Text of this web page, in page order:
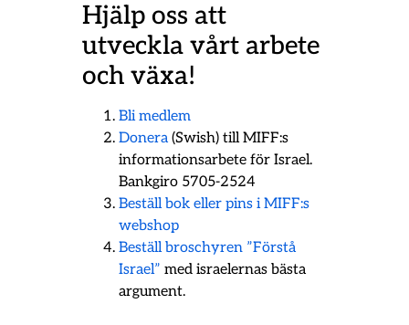
Hjälp oss att
utveckla vårt arbete
och växa!
Bli medlem
Donera(Swish) till MIFF:s
informationsarbete för Israel.
Bankgiro 5705-2524
Beställ bok eller pins i MIFF:s
webshop
Beställ broschyren ”Förstå
Israel” med israelernas bästa
argument.